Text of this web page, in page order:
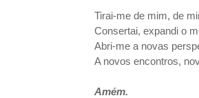
Tirai-me de mim, de
Consertai, expandi o
Abri-me a novas
A novos encontros,
Amém.